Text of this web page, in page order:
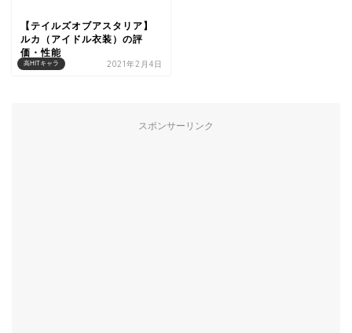
高HITキャラ
【テイルズオブアスタリア】
ルカ（アイドル衣装）の評
価・性能
2021年2月4日
スポンサーリンク